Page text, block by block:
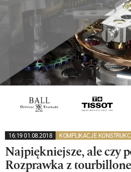
16:19 01.08.2018 KOMPLIKACJE
Najpiękniejsze, ale czy
Rozprawka z